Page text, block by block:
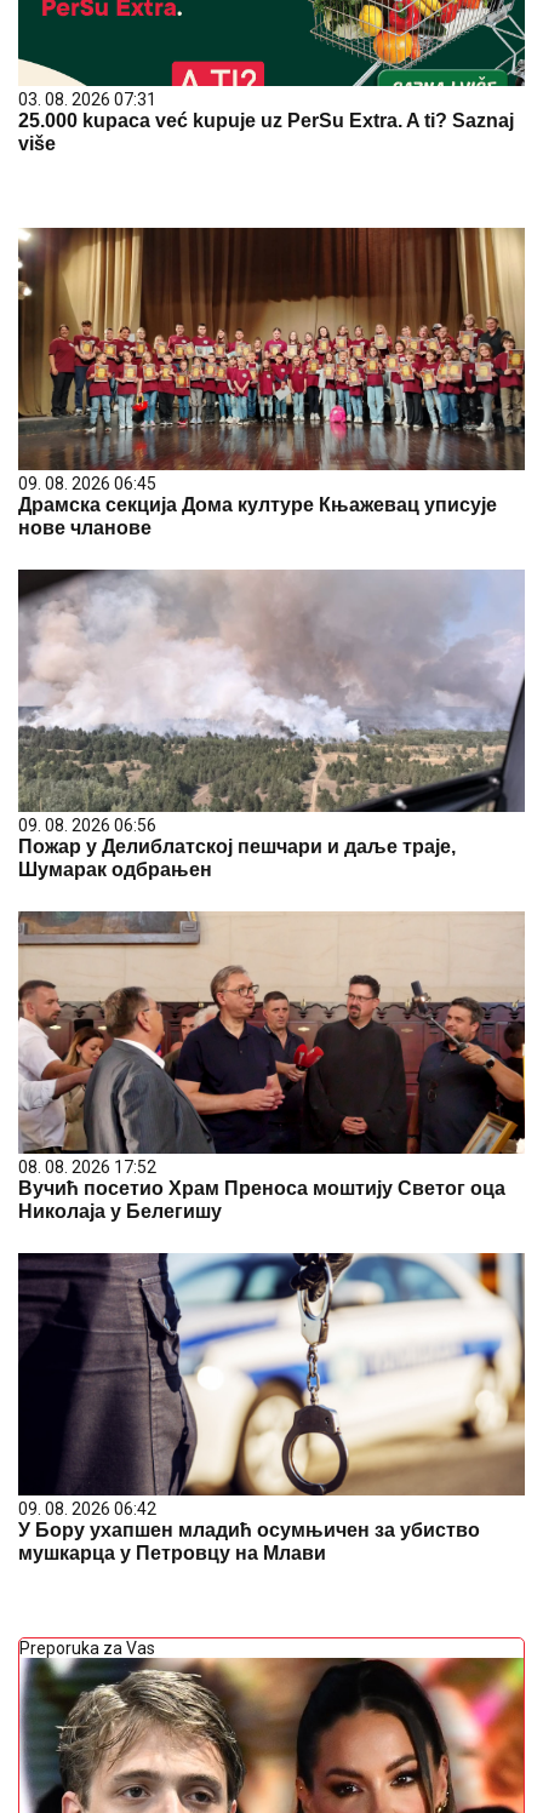
03. 08. 2026 07:31
25.000 kupaca već kupuje uz PerSu Extra. A ti? Saznaj
više
09. 08. 2026 06:45
Драмска секција Дома културе Књажевац уписује
нове чланове
09. 08. 2026 06:56
Пожар у Делиблатској пешчари и даље траје,
Шумарак одбрањен
08. 08. 2026 17:52
Вучић посетио Храм Преноса моштију Светог оца
Николаја у Белегишу
09. 08. 2026 06:42
У Бору ухапшен младић осумњичен за убиство
мушкарца у Петровцу на Млави
Preporuka za Vas